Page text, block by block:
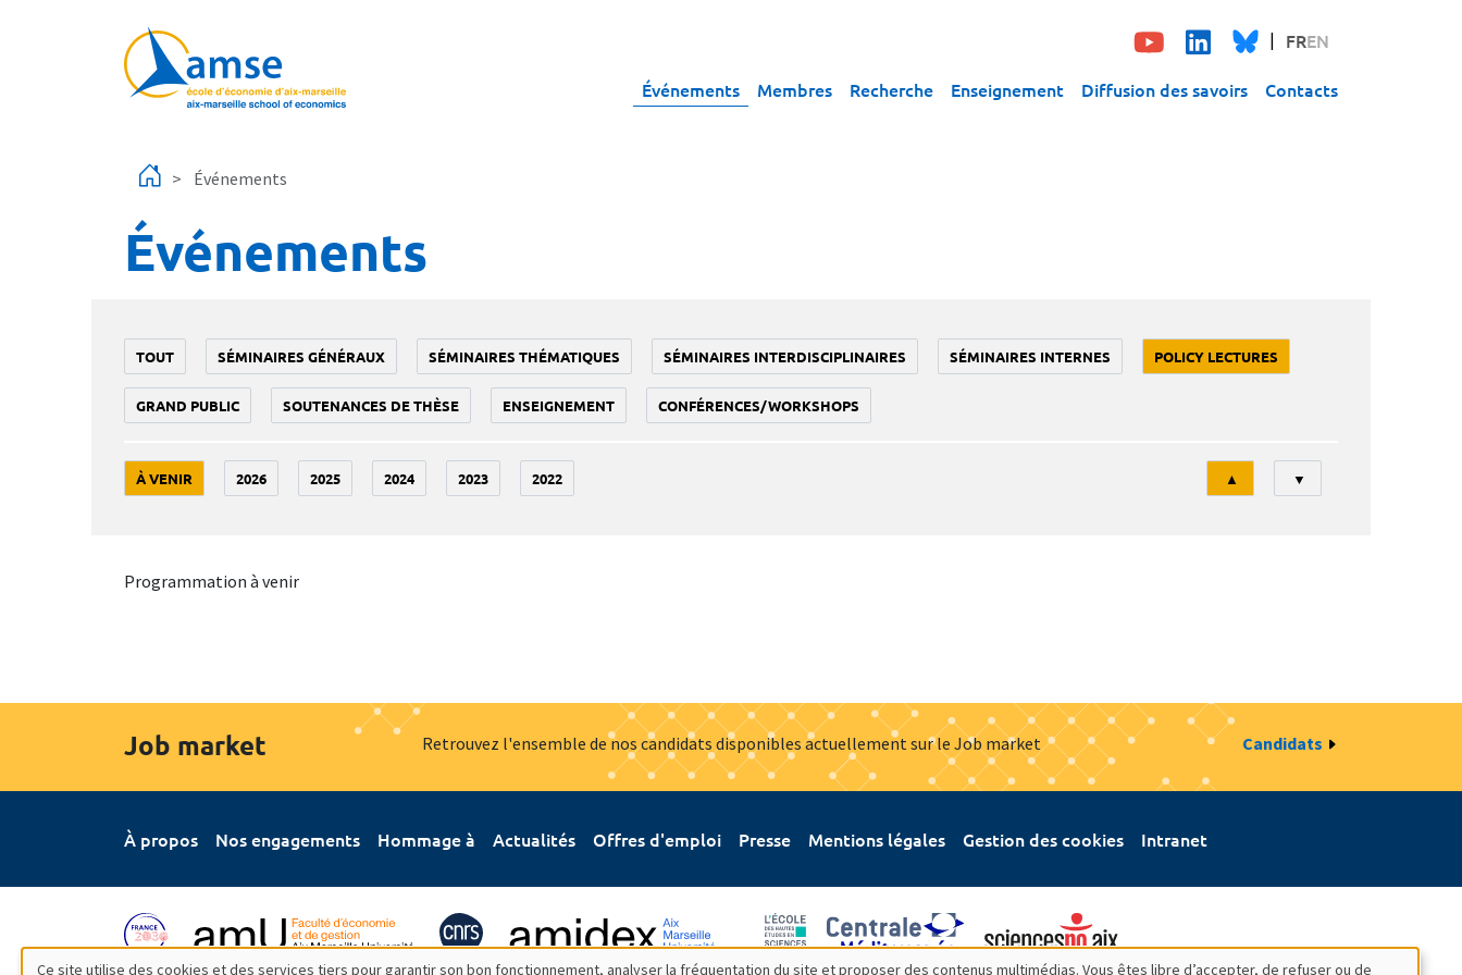
FREN
Événements Membres Recherche Enseignement Diffusion des savoirs Contacts
Événements
Événements
TOUT SÉMINAIRES GÉNÉRAUX SÉMINAIRES THÉMATIQUES SÉMINAIRES INTERDISCIPLINAIRES SÉMINAIRES INTERNES POLICY LECTURES
GRAND PUBLIC SOUTENANCES DE THÈSE ENSEIGNEMENT CONFÉRENCES/WORKSHOPS
À VENIR 2026 2025 2024 2023 2022
Tri
▲ ▼
Programmation à venir
Job market Retrouvez l'ensemble de nos candidats disponibles actuellement sur le Job market Candidats
À propos Nos engagements Hommage à Actualités Offres d'emploi Presse Mentions légales Gestion des cookies Intranet
Ce site utilise des cookies et des services tiers pour garantir son bon fonctionnement, analyser la fréquentation du site et proposer des contenus multimédias. Vous êtes libre d’accepter, de refuser ou de